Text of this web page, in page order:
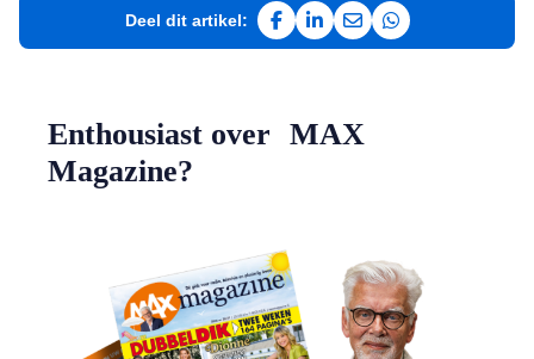
Deel dit artikel:
Deel op Facebook
Deel op LinkedIn
Deel via e-mail
Deel via
Enthousiast over MAX
Magazine?